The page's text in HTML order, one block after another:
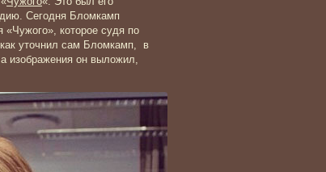
Сегодня Бломкамп
«Чужого», которое судя по
как уточнил сам Бломкамп, в
изображения он выложил,